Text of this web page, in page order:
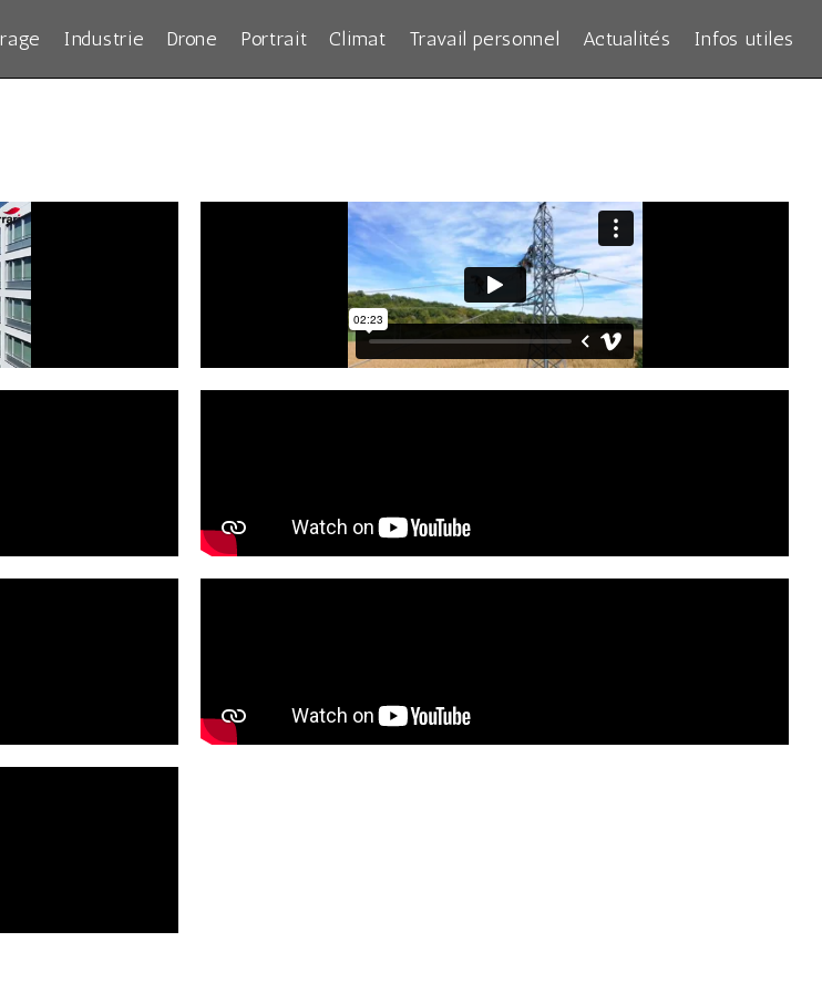
Industrie Drone Portrait Climat Travail personnel Actualités Infos utiles